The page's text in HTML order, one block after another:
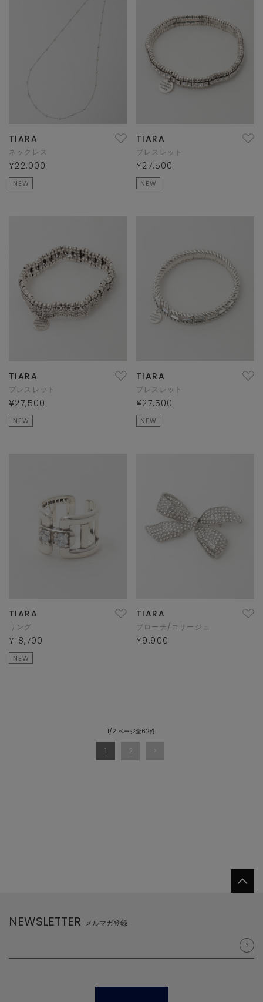
TIARA
ネックレス
¥22,000
NEW
TIARA
ブレスレット
¥27,500
NEW
TIARA
ブレスレット
¥27,500
NEW
TIARA
ブレスレット
¥27,500
NEW
TIARA
リング
¥18,700
NEW
TIARA
ブローチ/コサージュ
¥9,900
1/2 ページ全62件
1 2
NEWSLETTER メルマガ登録